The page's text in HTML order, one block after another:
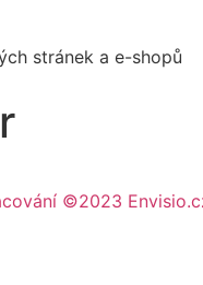
stránek a e-shopů
©2023